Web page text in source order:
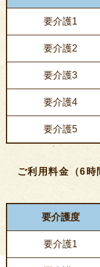
要介護1
要介護2
要介護3
要介護4
要介護5
ご利用料金（6時
要介護度
要介護1